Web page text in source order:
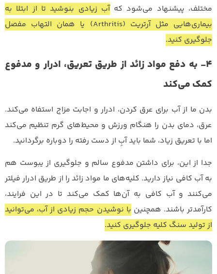
مختلف، پیشنهاد می‌شود کهآب زیادی بنوشید تا از ابتلا به
بیماری‌هایی مثل آرتریت (Arthritis) یا همان التهاب مفصل
جلوگیری کنید.
۴- به دفع مواد زائد از طریق تعریق، ادرار و مدفوع
کمک می‌کند
بدن ما از آب برای عرق کردن، ادرار و اجابت مزاج استفاه می‌کند.
عرق، دمای بدن را هنگام ورزش و محیط‌های گرم تنظیم می‌کند
اما با تعریق زیاد، شما باید آبِ از دست رفته را دوباره برگردانید.
جدا از این، برای داشتن مدفوع سالم و جلوگیری از یبوست هم
به آب کافی نیاز دارید. کلیه‌های ما مواد زائد را از طریق ادرار فیلتر
می‌کنند و آب کافی به آن‌ها کمک می‌کند تا در این فرایند،
کارآمدتر باشند. همچنین با نوشیدن حجم زیادی از آب، می‌توانید
از تولید سنگ کلیه جلوگیری کنید.